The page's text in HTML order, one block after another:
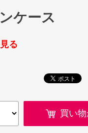
ケース
る
買い